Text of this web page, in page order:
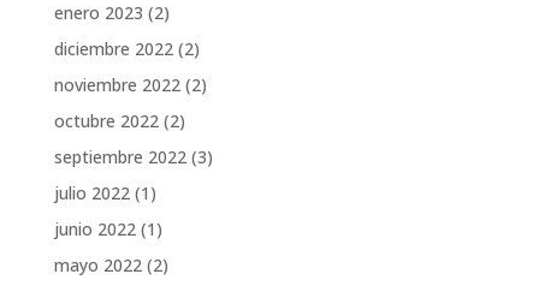
enero 2023 (2)
diciembre 2022(2)
noviembre 2022(2)
octubre 2022(2)
septiembre 2022(3)
julio 2022(1)
junio 2022(1)
mayo 2022(2)